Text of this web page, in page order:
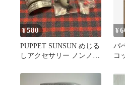
¥580
PUPPET SUNSUN めじる
しアクセサリー ノンノン
¥
パ
コ